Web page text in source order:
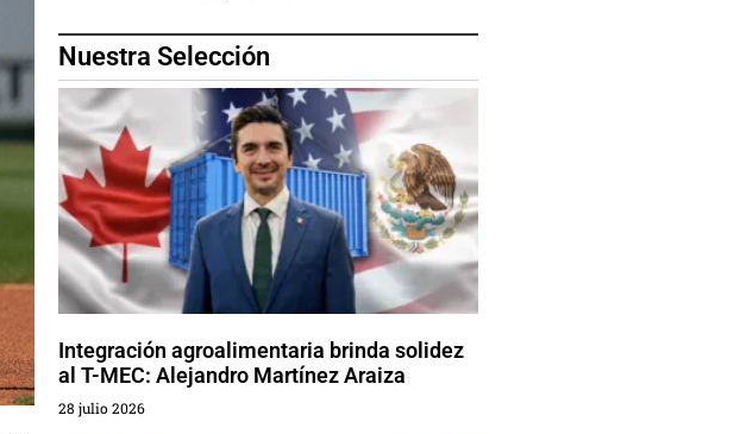
Nuestra Selección
Integración agroalimentaria brinda solidez
al T-MEC: Alejandro Martínez Araiza
28 julio 2026